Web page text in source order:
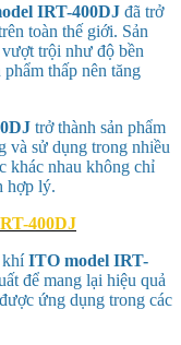
IRT-400DJ đã trở
toàn thế giới. Sản
trội như độ bền
thấp nên tăng
trở thành sản phẩm
và sử dụng trong nhiều
khác nhau không chỉ
hợp lý.
400DJ
khíITO model IRT-
để mang lại hiệu quả
được ứng dụng trong các